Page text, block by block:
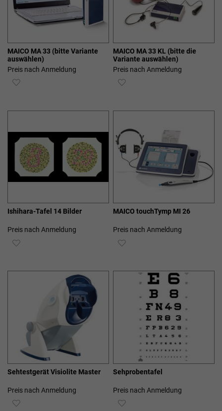
MAICO MA 33 (bitte Variante
auswählen)
Preis nach Anmeldung
ZUR
MAICO MA 33 KL (bitte die
Variante auswählen)
Preis nach Anmeldung
ZUR
Ishihara-Tafel 14 Bilder
Preis nach Anmeldung
ZUR
HINZUFÜGEN
MAICO touchTymp MI 26
Preis nach Anmeldung
ZUR
HINZUFÜGEN
Sehtestgerät Visiolite Master
Preis nach Anmeldung
ZUR
Sehprobentafel
Preis nach Anmeldung
ZUR